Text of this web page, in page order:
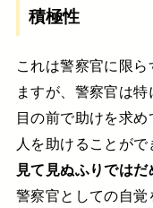
積極性
これは警察官に限
ますが、警察官は特
目の前で助けを求
人を助けることがで
見て見ぬふりではだ
警察官としての自